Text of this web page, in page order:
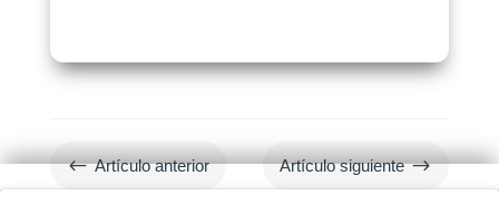
# Artículo anterior Artículo siguiente $